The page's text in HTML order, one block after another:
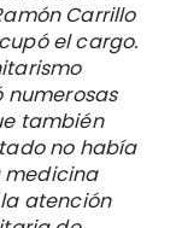
Carrillo
el cargo.
numerosas
también
no había
medicina
atención